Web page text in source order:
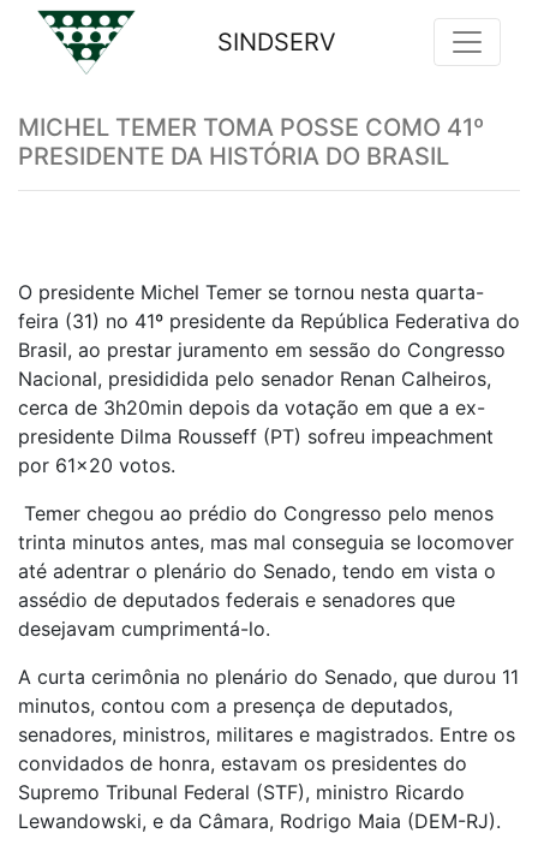
SINDSERV
MICHEL TEMER TOMA POSSE COMO 41º
PRESIDENTE DA HISTÓRIA DO BRASIL
O presidente Michel Temer se tornou nesta quarta-
feira (31) no 41º presidente da República Federativa do
Brasil, ao prestar juramento em sessão do Congresso
Nacional, presididida pelo senador Renan Calheiros,
cerca de 3h20min depois da votação em que a ex-
presidente Dilma Rousseff (PT) sofreu impeachment
por 61x20 votos.
Temer chegou ao prédio do Congresso pelo menos
trinta minutos antes, mas mal conseguia se locomover
até adentrar o plenário do Senado, tendo em vista o
assédio de deputados federais e senadores que
desejavam cumprimentá-lo.
A curta cerimônia no plenário do Senado, que durou 11
minutos, contou com a presença de deputados,
senadores, ministros, militares e magistrados. Entre os
convidados de honra, estavam os presidentes do
Supremo Tribunal Federal (STF), ministro Ricardo
Lewandowski, e da Câmara, Rodrigo Maia (DEM-RJ).